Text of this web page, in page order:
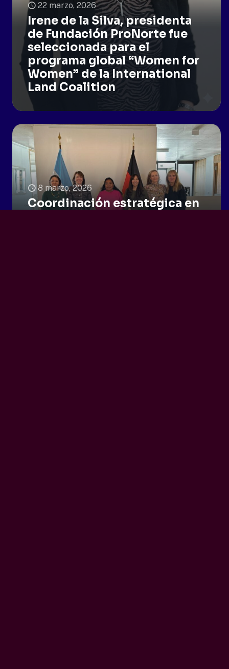
22 marzo, 2026
Irene de la Silva, presidenta
de Fundación ProNorte fue
seleccionada para el
programa global “Women for
Women” de la International
Land Coalition
8 marzo, 2026
Coordinación estratégica en